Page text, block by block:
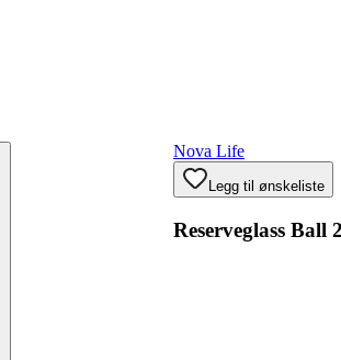
Nova Life
Legg til ønskeliste
Reserveglass Ball